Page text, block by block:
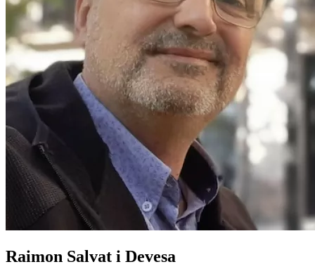
Raimon Salvat i Devesa